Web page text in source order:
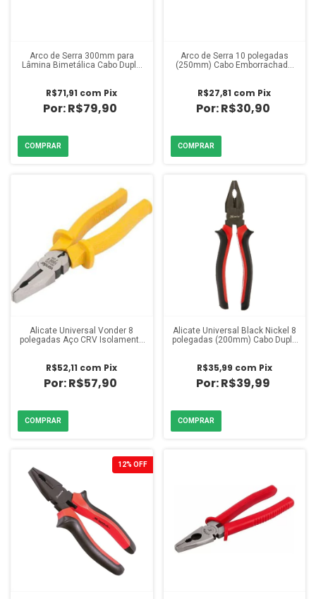
Arco de Serra 300mm para
Lâmina Bimetálica Cabo Dupla
R$79,90
R$71,91 com Pix
Arco de Serra 10 polegadas
(250mm) Cabo Emborrachado
R$30,90
R$27,81 com Pix
Alicate Universal Vonder 8
polegadas Aço CRV Isolamento
R$57,90
R$52,11 com Pix
Alicate Universal Black Nickel 8
polegadas (200mm) Cabo Dupla
R$39,99
R$35,99 com Pix
12% OFF